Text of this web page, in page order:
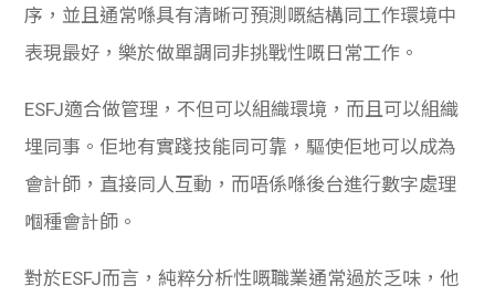
序，並且通常喺具有清晰可預測嘅結構同工作環境中
表現最好，樂於做單調同非挑戰性嘅日常工作。
ESFJ適合做管理，不但可以組織環境，而且可以組織
埋同事。佢地有實踐技能同可靠，驅使佢地可以成為
會計師，直接同人互動，而唔係喺後台進行數字處理
嗰種會計師。
對於ESFJ而言，純粹分析性嘅職業通常過於乏味，他